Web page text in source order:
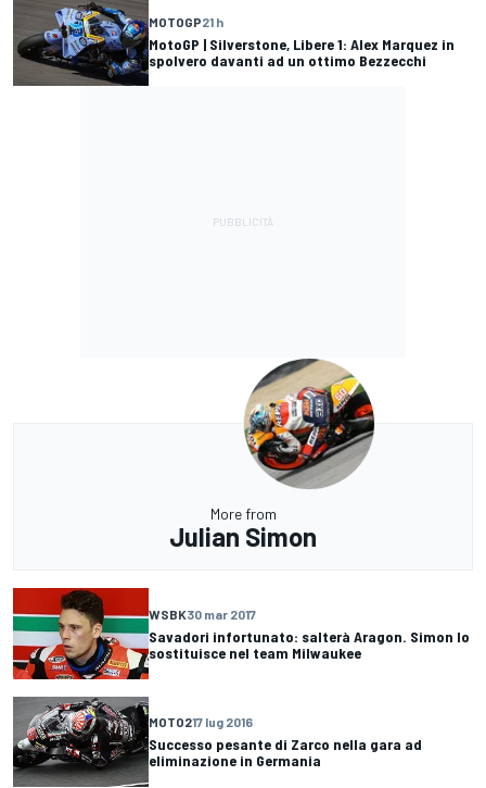
MOTOGP21 h
MotoGP | Silverstone, Libere 1: Alex Marquez in
spolvero davanti ad un ottimo Bezzecchi
More from
Julian Simon
WSBK30 mar 2017
Savadori infortunato: salterà Aragon. Simon lo
sostituisce nel team Milwaukee
MOTO217 lug 2016
Successo pesante di Zarco nella gara ad
eliminazione in Germania